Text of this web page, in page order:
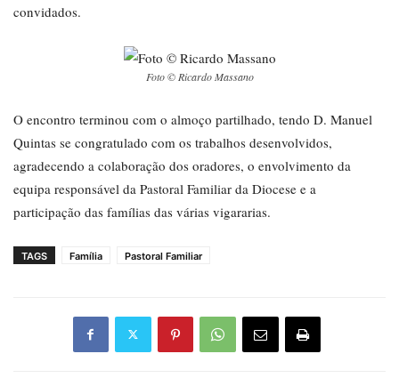
convidados.
Foto © Ricardo Massano
O encontro terminou com o almoço partilhado, tendo D. Manuel
Quintas se congratulado com os trabalhos desenvolvidos,
agradecendo a colaboração dos oradores, o envolvimento da
equipa responsável da Pastoral Familiar da Diocese e a
participação das famílias das várias vigararias.
TAGS Família Pastoral Familiar